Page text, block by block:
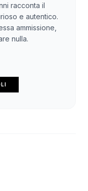
racconta il
e autentico.
ammissione,
nulla.